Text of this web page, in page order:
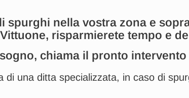
spurghi nella vostra zona e
risparmierete tempo e
chiama il pronto intervento
di una ditta specializzata, in caso di